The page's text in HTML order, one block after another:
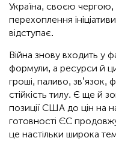
Україна, своєю чергою,
перехоплення
відступає.
Війна знову входить у
формули, а ресурси й
гроші, паливо, зв’язок,
стійкість тилу. Є ще й
позиції США до цін на
готовності ЄС
це настільки широка